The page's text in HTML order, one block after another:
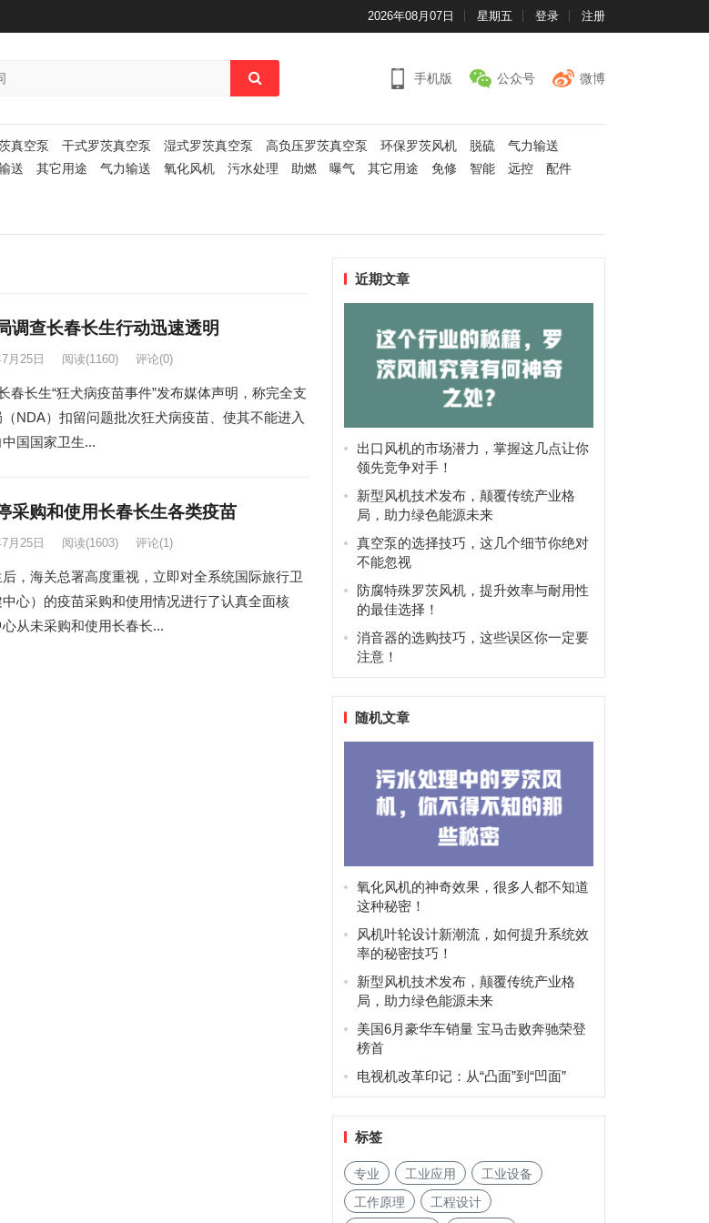
2026年08月07日 星期五 登录 注册
手机版 公众号 微博
真空泵 干式罗茨真空泵 湿式罗茨真空泵 高负压罗茨真空泵 环保罗茨风机 脱硫
气力输送
送 其它用途 气力输送 氧化风机 污水处理 助燃 曝气 其它用途 免修 智能 远控
配件
调查长春长生行动迅速透明
月25日 阅读(1160) 评论(0)
春长生“狂犬病疫苗事件”发布媒体声明，称完全支
NDA）扣留问题批次狂犬病疫苗、使其不能进入
国国家卫生...
采购和使用长春长生各类疫苗
月25日 阅读(1603) 评论(1)
，海关总署高度重视，立即对全系统国际旅行卫
心）的疫苗采购和使用情况进行了认真全面核
从未采购和使用长春长...
近期文章
出口风机的市场潜力，掌握这几点让你
领先竞争对手！
新型风机技术发布，颠覆传统产业格
局，助力绿色能源未来
真空泵的选择技巧，这几个细节你绝对
不能忽视
防腐特殊罗茨风机，提升效率与耐用性
的最佳选择！
消音器的选购技巧，这些误区你一定要
注意！
随机文章
氧化风机的神奇效果，很多人都不知道
这种秘密！
风机叶轮设计新潮流，如何提升系统效
率的秘密技巧！
新型风机技术发布，颠覆传统产业格
局，助力绿色能源未来
美国6月豪华车销量 宝马击败奔驰荣登
榜首
电视机改革印记：从“凸面”到“凹面”
标签
专业 工业应用
工业设备
工作原理
工程设计